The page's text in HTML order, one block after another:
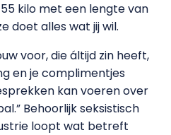
kilo met een lengte van
doet alles wat jij wil.
voor, die áltijd zin heeft,
en je complimentjes
kan voeren over
Behoorlijk seksistisch
loopt wat betreft